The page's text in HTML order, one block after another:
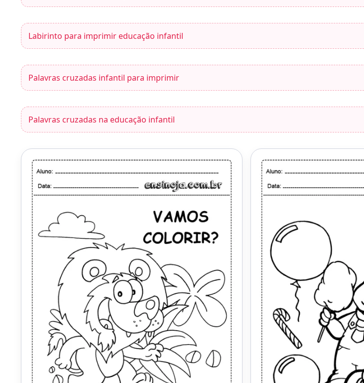
Labirinto para imprimir educação infantil
Palavras cruzadas infantil para imprimir
Palavras cruzadas na educação infantil